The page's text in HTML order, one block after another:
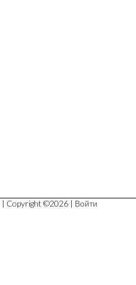
| Copyright ©2026 | Войти